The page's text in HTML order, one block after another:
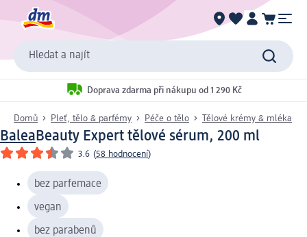
Hledat a najít
Doprava zdarma při nákupu od 1 290 Kč
Domů Pleť, tělo & parfémy Péče o tělo Tělové krémy & mléka
BaleaBeauty Expert tělové sérum, 200 ml
3.6 (58 hodnocení)
bez parfemace
vegan
bez parabenů